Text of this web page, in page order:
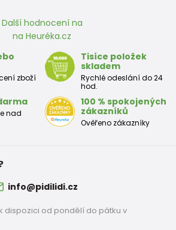
Další hodnocení na
na Heuréka.cz
zboží
Tisíce položek
skladem
Rychlé odeslání do 24
hod.
nad
100 % spokojených
zákazníků
Ověřeno zákazníky
info@pidilidi.cz
dispozici od pondělí do pátku v